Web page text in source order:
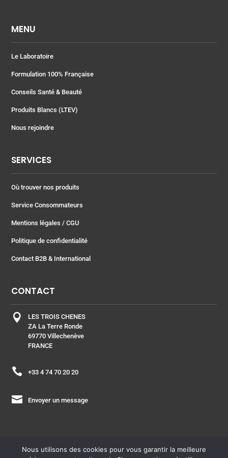
MENU
Le Laboratoire
Formulation 100% Française
Conseils Santé & Beauté
Produits Blancs (LTEV)
Nous rejoindre
SERVICES
Où trouver nos produits
Service Consommateurs
Mentions légales / CGU
Politique de confidentialité
Contact B2B & International
CONTACT

LES TROIS CHENES
ZA La Terre Ronde
69770 Villechenève
FRANCE
 +33 4 74 70 20 20
 Envoyer un message
Nous utilisons des cookies pour vous garantir la meilleure